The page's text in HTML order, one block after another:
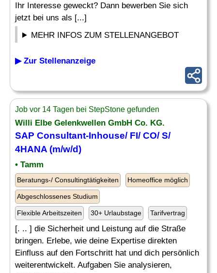
Ihr Interesse geweckt? Dann bewerben Sie sich
jetzt bei uns als [...]
MEHR INFOS ZUM STELLENANGEBOT
▶ Zur Stellenanzeige
Job vor 14 Tagen bei StepStone gefunden
Willi Elbe Gelenkwellen GmbH Co. KG.
SAP Consultant-Inhouse/ FI/ CO/ S/
4HANA (m/w/d)
• Tamm
Beratungs-/ Consultingtätigkeiten Homeoffice möglich
Abgeschlossenes Studium
Flexible Arbeitszeiten 30+ Urlaubstage Tarifvertrag
[. .. ] die Sicherheit und Leistung auf die Straße
bringen. Erlebe, wie deine Expertise direkten
Einfluss auf den Fortschritt hat und dich persönlich
weiterentwickelt. Aufgaben Sie analysieren,